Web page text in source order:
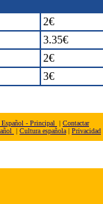
2€
3.35€
2€
3€
Español - Principal | Contactar
| Cultura española | Privacidad